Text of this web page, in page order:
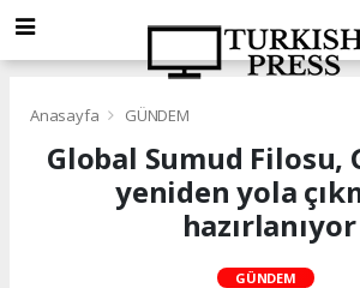
Anasayfa GÜNDEM
Global Sumud Filosu,
yeniden yola
hazırlanıyor
GÜNDEM